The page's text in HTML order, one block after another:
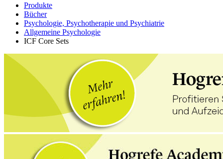
Produkte
Bücher
Psychologie, Psychotherapie und Psychiatrie
Allgemeine Psychologie
ICF Core Sets